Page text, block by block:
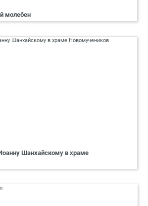
молебен
Шанхайскому в храме